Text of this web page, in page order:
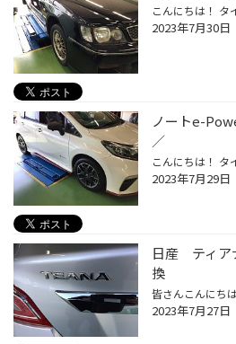
2023年7月30日
ノートe-
／
2023年7月29日
日産 ティア
換
2023年7月27日